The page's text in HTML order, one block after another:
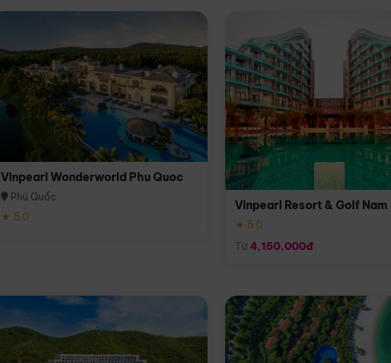
Vinpearl Wonderworld Phu Quoc
Phú Quốc
★ 5.0
Vinpearl Resort & Golf Nam
★ 5.0
Từ4,150,000đ